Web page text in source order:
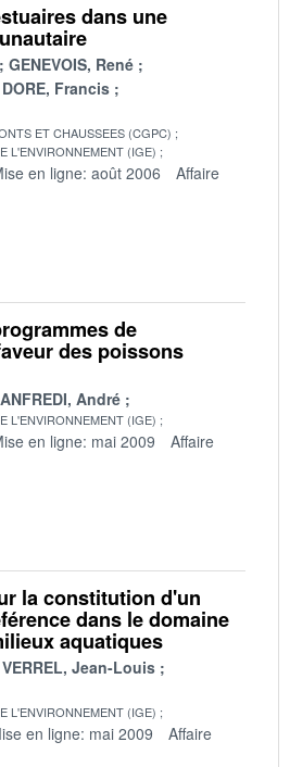
dans une
GENEVOIS, René
Francis
ET CHAUSSEES (CGPC)
L'ENVIRONNEMENT (IGE)
en ligne: août 2006
Affaire
de
des poissons
André
L'ENVIRONNEMENT (IGE)
en ligne: mai 2009
Affaire
la constitution d'un
dans le domaine
aquatiques
VERREL, Jean-Louis
L'ENVIRONNEMENT (IGE)
en ligne: mai 2009
Affaire